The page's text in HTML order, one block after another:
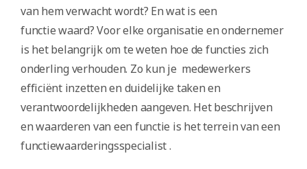
van hem verwacht wordt? En wat is een
functie waard? Voor elke organisatie en ondernemer
is het belangrijk om te weten hoe de functies zich
onderling verhouden. Zo kun je medewerkers
efficiënt inzetten en duidelijke taken en
verantwoordelijkheden aangeven. Het beschrijven
en waarderen van een functie is het terrein van een
functiewaarderingsspecialist .